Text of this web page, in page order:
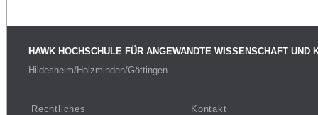
HAWK HOCHSCHULE FÜR ANGEWANDTE WISSENSCHAFT UND
Hildesheim/Holzminden/Göttingen
Rechtliches
Kontakt